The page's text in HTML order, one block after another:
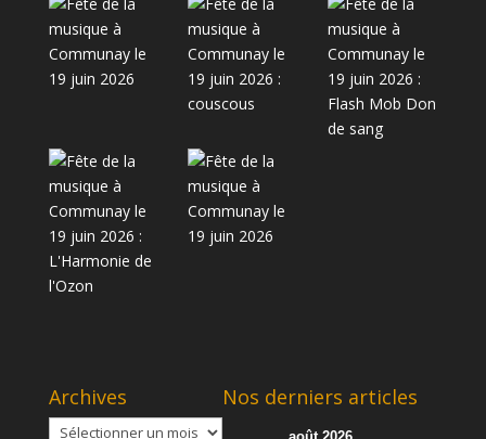
Archives
Archives
Nos derniers articles